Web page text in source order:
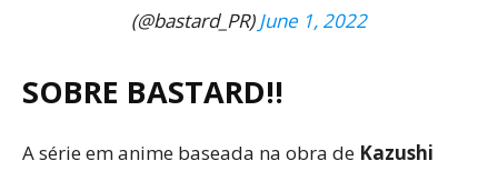
(@bastard_PR)June 1, 2022
SOBRE BASTARD!!
A série em anime baseada na obra de Kazushi